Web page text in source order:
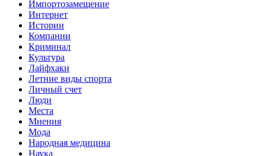
Импортозамещение
Интернет
Истории
Компании
Криминал
Культура
Лайфхаки
Летние виды спорта
Личный счет
Люди
Места
Мнения
Мода
Народная медицина
Наука